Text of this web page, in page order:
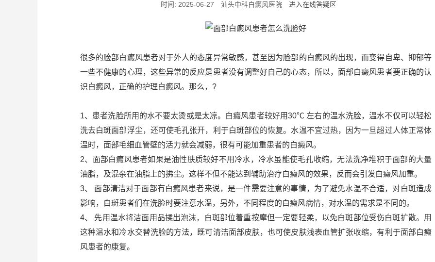
时间: 2025-06-27 汕头中科白癜风医院 进入在线答疑区
很多的脸部白癜风患者对于外人的态度异常敏感，甚至因为脸部的白癜风的出现，而变得自卑、抑郁等
一些不健康的心理，这些异常的反应是患者没有调整好自己的心态，所以，面部白癜风患者要正确的认
识白癜风，正确的护理白癜风。那么，?
1、患者洗脸所用的水不要太烫或是太凉。白癜风患者较好用30℃ 左右的温水洗脸，温水不仅可以轻松
洗去白斑面部浮尘，还可使毛孔张开，利于白斑部位的恢复。水温不宜过热，因为一旦超过人体正常体
温时，面部毛细血管壁的活力就会减弱，很有可能加重患者的白癜风。
2、面部白癜风患者如果是油性肤质较好不用冷水，冷水虽能使毛孔收缩，无法洗净堆积于面部的大量
油脂，及混杂在油脂上的拂尘。这样不但不能达到辅助治疗白癜风的效果，反而会引发白癜风加重。
3、 面部清洁对于面部有白癜风患者来说，是一件需要注意的事情，为了避免水温不合适，对白斑造成
影响，白斑患者们在洗脸时要注意水温，另外，不同程度的白癜风病情，对水温的需求是不同的。
4、 先用温水将洁面用品揉出泡沫，白斑部位着重按摩但一定要轻柔，以免白斑部位受伤白斑扩散。用
这种温水和冷水交替洗脸的方法，既可清洁面部皮肤，也可使皮肤浅表血管扩张收缩，有利于面部白癜
风患者的康复。